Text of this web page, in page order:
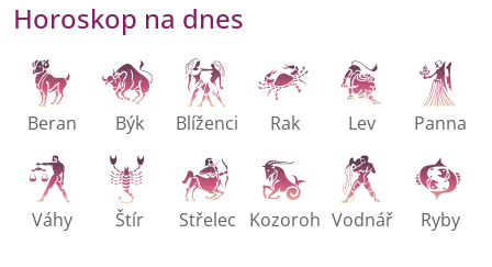
Horoskop na dnes
Beran Býk Blíženci Rak Lev Panna
Váhy Štír Střelec Kozoroh Vodnář Ryby